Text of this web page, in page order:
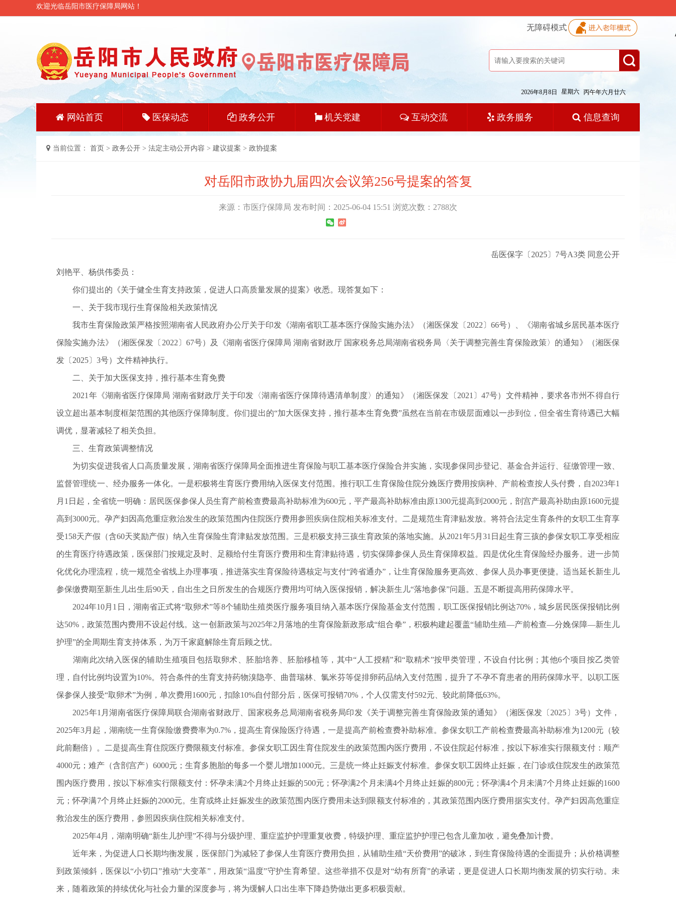
欢迎光临岳阳市医疗保障局网站！
无障碍模式
2026年8月8日 星期六 丙午年六月廿六
网站首页 医保动态 政务公开 机关党建 互动交流 政务服务 信息查询
当前位置： 首页 > 政务公开 > 法定主动公开内容 > 建议提案 > 政协提案
对岳阳市政协九届四次会议第256号提案的答复
来源：市医疗保障局 发布时间：2025-06-04 15:51 浏览次数： 2788次
岳医保字〔2025〕7号A3类 同意公开
刘艳平、杨供伟委员：
你们提出的《关于健全生育支持政策，促进人口高质量发展的提案》收悉。现答复如下：
一、关于我市现行生育保险相关政策情况
我市生育保险政策严格按照湖南省人民政府办公厅关于印发《湖南省职工基本医疗保险实施办法》（湘医保发〔2022〕66号）、《湖南省城乡居民基本医疗
保险实施办法》（湘医保发〔2022〕67号）及《湖南省医疗保障局 湖南省财政厅 国家税务总局湖南省税务局〈关于调整完善生育保险政策〉的通知》（湘医保
发〔2025〕3号）文件精神执行。
二、关于加大医保支持，推行基本生育免费
2021年《湖南省医疗保障局 湖南省财政厅关于印发〈湖南省医疗保障待遇清单制度〉的通知》（湘医保发〔2021〕47号）文件精神，要求各市州不得自行
设立超出基本制度框架范围的其他医疗保障制度。你们提出的“加大医保支持，推行基本生育免费”虽然在当前在市级层面难以一步到位，但全省生育待遇已大幅
调优，显著减轻了相关负担。
三、生育政策调整情况
为切实促进我省人口高质量发展，湖南省医疗保障局全面推进生育保险与职工基本医疗保险合并实施，实现参保同步登记、基金合并运行、征缴管理一致、
监督管理统一、经办服务一体化。一是积极将生育医疗费用纳入医保支付范围。推行职工生育保险住院分娩医疗费用按病种、产前检查按人头付费，自2023年1
月1日起，全省统一明确：居民医保参保人员生育产前检查费最高补助标准为600元，平产最高补助标准由原1300元提高到2000元，剖宫产最高补助由原1600元提
高到3000元。孕产妇因高危重症救治发生的政策范围内住院医疗费用参照疾病住院相关标准支付。二是规范生育津贴发放。将符合法定生育条件的女职工生育享
受158天产假（含60天奖励产假）纳入生育保险生育津贴发放范围。三是积极支持三孩生育政策的落地实施。从2021年5月31日起生育三孩的参保女职工享受相应
的生育医疗待遇政策，医保部门按规定及时、足额给付生育医疗费用和生育津贴待遇，切实保障参保人员生育保障权益。四是优化生育保险经办服务。进一步简
化优化办理流程，统一规范全省线上办理事项，推进落实生育保险待遇核定与支付“跨省通办”，让生育保险服务更高效、参保人员办事更便捷。适当延长新生儿
参保缴费期至新生儿出生后90天，自出生之日所发生的合规医疗费用均可纳入医保报销，解决新生儿“落地参保”问题。五是不断提高用药保障水平。
2024年10月1日，湖南省正式将“取卵术”等8个辅助生殖类医疗服务项目纳入基本医疗保险基金支付范围，职工医保报销比例达70%，城乡居民医保报销比例
达50%，政策范围内费用不设起付线。这一创新政策与2025年2月落地的生育保险新政形成“组合拳”，积极构建起覆盖“辅助生殖—产前检查—分娩保障—新生儿
护理”的全周期生育支持体系，为万千家庭解除生育后顾之忧。
湖南此次纳入医保的辅助生殖项目包括取卵术、胚胎培养、胚胎移植等，其中“人工授精”和“取精术”按甲类管理，不设自付比例；其他6个项目按乙类管
理，自付比例均设置为10%。符合条件的生育支持药物溴隐亭、曲普瑞林、氯米芬等促排卵药品纳入支付范围，提升了不孕不育患者的用药保障水平。以职工医
保参保人接受“取卵术”为例，单次费用1600元，扣除10%自付部分后，医保可报销70%，个人仅需支付592元、较此前降低63%。
2025年1月湖南省医疗保障局联合湖南省财政厅、国家税务总局湖南省税务局印发《关于调整完善生育保险政策的通知》（湘医保发〔2025〕3号）文件，
2025年3月起，湖南统一生育保险缴费费率为0.7%，提高生育保险医疗待遇，一是提高产前检查费补助标准。参保女职工产前检查费最高补助标准为1200元（较
此前翻倍）。二是提高生育住院医疗费限额支付标准。参保女职工因生育住院发生的政策范围内医疗费用，不设住院起付标准，按以下标准实行限额支付：顺产
4000元；难产（含剖宫产）6000元；生育多胞胎的每多一个婴儿增加1000元。三是统一终止妊娠支付标准。参保女职工因终止妊娠，在门诊或住院发生的政策范
围内医疗费用，按以下标准实行限额支付：怀孕未满2个月终止妊娠的500元；怀孕满2个月未满4个月终止妊娠的800元；怀孕满4个月未满7个月终止妊娠的1600
元；怀孕满7个月终止妊娠的2000元。生育或终止妊娠发生的政策范围内医疗费用未达到限额支付标准的，其政策范围内医疗费用据实支付。孕产妇因高危重症
救治发生的医疗费用，参照因疾病住院相关标准支付。
2025年4月，湖南明确“新生儿护理”不得与分级护理、重症监护护理重复收费，特级护理、重症监护护理已包含儿童加收，避免叠加计费。
近年来，为促进人口长期均衡发展，医保部门为减轻了参保人生育医疗费用负担，从辅助生殖“天价费用”的破冰，到生育保险待遇的全面提升；从价格调整
到政策倾斜，医保以“小切口”推动“大变革”，用政策“温度”守护生育希望。这些举措不仅是对“幼有所育”的承诺，更是促进人口长期均衡发展的切实行动。未
来，随着政策的持续优化与社会力量的深度参与，将为缓解人口出生率下降趋势做出更多积极贡献。